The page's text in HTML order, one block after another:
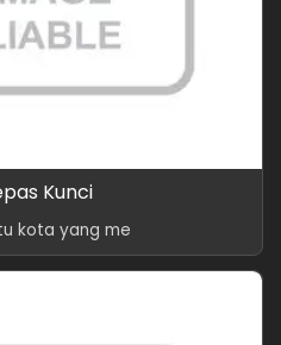
Kunci
kota yang me